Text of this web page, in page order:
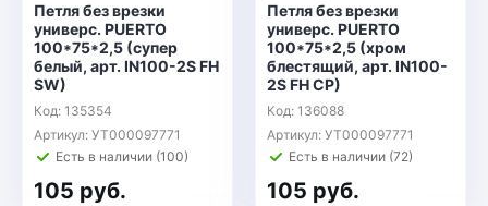
Петля без врезки
универс. PUERTO
100*75*2,5 (супер
белый, арт. IN100-2S FH
SW)
Код: 135354
Артикул: УТ000097771
Есть в наличии (100)
105 руб.
Петля без врезки
универс. PUERTO
100*75*2,5 (хром
блестящий, арт. IN100-
2S FH CP)
Код: 136088
Артикул: УТ000097771
Есть в наличии (72)
105 руб.